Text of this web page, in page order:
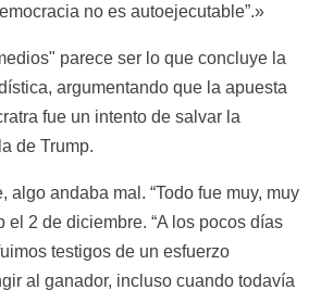
no es autoejecutable”.»
parece ser lo que concluye la
argumentando que la apuesta
fue un intento de salvar la
de Trump.
algo andaba mal. “Todo fue muy, muy
el 2 de diciembre. “A los pocos días
testigos de un esfuerzo
al ganador, incluso cuando todavía